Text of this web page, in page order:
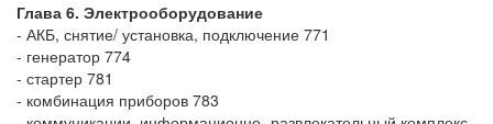
Глава 6. Электрооборудование
- АКБ, снятие/ установка, подключение 771
- генератор 774
- стартер 781
- комбинация приборов 783